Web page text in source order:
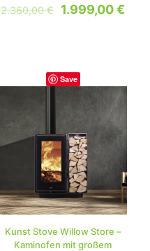
2.360,00€ 1.999,00€
Save
Kunst Stove Willow Store –
Kaminofen mit großem